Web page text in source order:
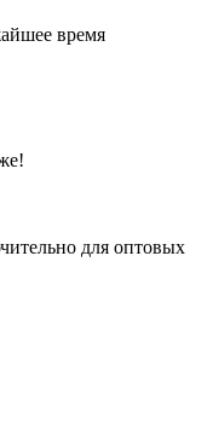
время
для оптовых